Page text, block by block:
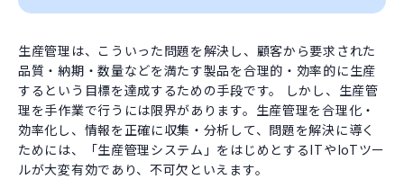
生産管理は、こういった問題を解決し、顧客から要求された
品質・納期・数量などを満たす製品を合理的・効率的に生産
するという目標を達成するための手段です。 しかし、生産管
理を手作業で行うには限界があります。生産管理を合理化・
効率化し、情報を正確に収集・分析して、問題を解決に導く
ためには、「生産管理システム」をはじめとするITやIoTツー
ルが大変有効であり、不可欠といえます。